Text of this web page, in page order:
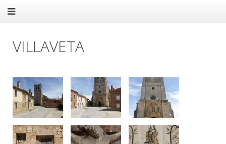
VILLAVETA
–